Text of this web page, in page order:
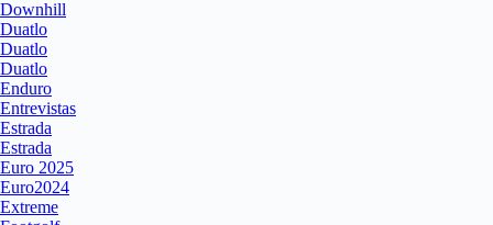
Downhill
Duatlo
Duatlo
Duatlo
Enduro
Entrevistas
Estrada
Estrada
Euro 2025
Euro2024
Extreme